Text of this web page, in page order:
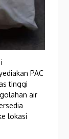
PAC
tinggi
air
lokasi